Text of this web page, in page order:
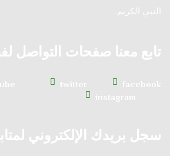
النبي الكريم.
تابع معنا صفحات التواصل
facebook
twitter
instagram
سجل بريدك الإلكتروني